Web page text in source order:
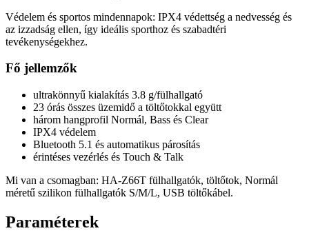
Védelem és sportos mindennapok: IPX4 védettség a nedvesség és
az izzadság ellen, így ideális sporthoz és szabadtéri
tevékenységekhez.
Fő jellemzők
ultrakönnyű kialakítás 3.8 g/fülhallgató
23 órás összes üzemidő a töltőtokkal együtt
három hangprofil Normál, Bass és Clear
IPX4 védelem
Bluetooth 5.1 és automatikus párosítás
érintéses vezérlés és Touch & Talk
Mi van a csomagban: HA-Z66T fülhallgatók, töltőtok, Normál
méretű szilikon fülhallgatók S/M/L, USB töltőkábel.
Paraméterek